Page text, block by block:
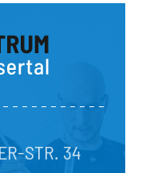
STR. 34